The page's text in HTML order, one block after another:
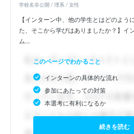
学校名非公開 / 理系 / 女性
【インターン中、他の学生とはどのよう
た、そこから学びはありましたか？】イ
ム...
このページでわかること
インターンの具体的な流れ
参加にあたっての対策
本選考に有利になるか
続きを読む